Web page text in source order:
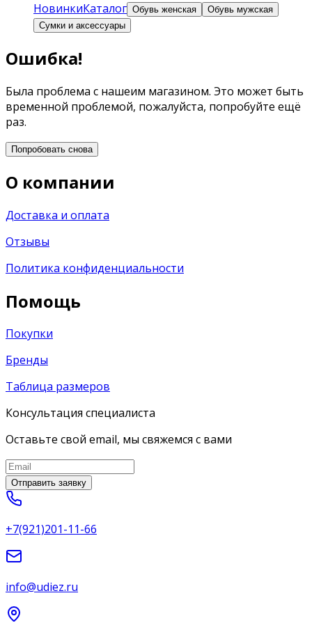
НовинкиКаталог Обувь женская
Обувь мужская
Сумки и аксессуары
Ошибка!
Была проблема с нашеим магазином. Это может быть
временной проблемой, пожалуйста, попробуйте ещё
раз.
Попробовать снова
О компании
Доставка и оплата
Отзывы
Политика конфиденциальности
Помощь
Покупки
Бренды
Таблица размеров
Консультация специалиста
Оставьте свой email, мы свяжемся с вами
Отправить заявку
+7(921)201-11-66
info@udiez.ru